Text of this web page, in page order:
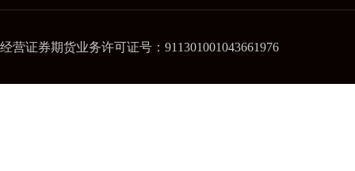
经营证券期货业务许可证号：911301001043661976